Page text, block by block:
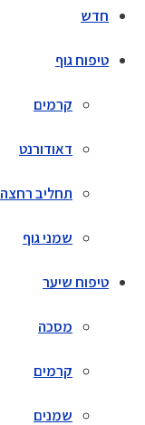
חדש
טיפוח גוף
קרמים
דאודורנט
תחליב רחצה
שמני גוף
טיפוח שיער
מסכה
קרמים
שמנים